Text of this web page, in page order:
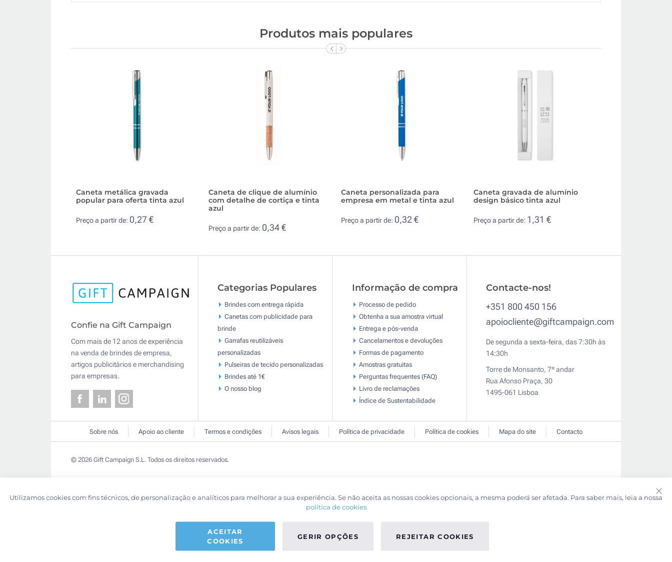
Produtos mais populares
Caneta metálica gravada
popular para oferta tinta azul
Preço a partir de: 0,27 €
Caneta de clique de alumínio
com detalhe de cortiça e tinta
azul
Preço a partir de: 0,34 €
Caneta personalizada para
empresa em metal e tinta azul
Preço a partir de: 0,32 €
Caneta gravada de alumínio
design básico tinta azul
Preço a partir de: 1,31 €
Confie na Gift Campaign
Com mais de 12 anos de experiência
na venda de brindes de empresa,
artigos publicitários e merchandising
para empresas.
Categorias Populares
Brindes com entrega rápida
Canetas com publicidade para
brinde
Garrafas reutilizáveis
personalizadas
Pulseiras de tecido personalizadas
Brindes até 1€
O nosso blog
Informação de compra
Processo de pedido
Obtenha a sua amostra virtual
Entrega e pós-venda
Cancelamentos e devoluções
Formas de pagamento
Amostras gratuitas
Perguntas frequentes (FAQ)
Livro de reclamaçōes
Índice de Sustentabilidade
Contacte-nos!
+351 800 450 156
apoiocliente@giftcampaign.com
De segunda a sexta-feira, das 7:30h às
14:30h
Torre de Monsanto, 7º andar
Rua Afonso Praça, 30
1495-061 Lisboa
Sobre nós Apoio ao cliente Termos e condições Avisos legais Política de privacidade Política de cookies Mapa do site Contacto
© 2026 Gift Campaign S.L. Todos os direitos reservados.
Utilizamos cookies com fins técnicos, de personalização e analíticos para melhorar a sua experiência. Se não aceita as nossas cookies opcionais, a mesma poderá ser afetada. Para saber mais, leia a nossa
política de cookies
ACEITAR
COOKIES
GERIR OPÇÕES REJEITAR COOKIES